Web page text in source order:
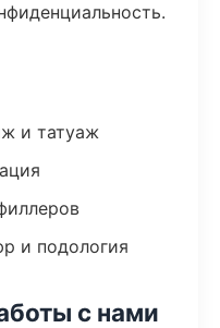
и татуаж
и подология
с нами